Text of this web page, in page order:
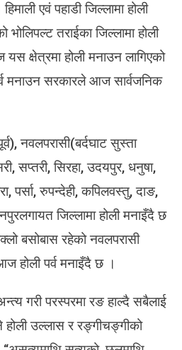
ई
मा
ली
एवं पहाडी जिल्लामा होली
भोलिपल्ट तराईका जिल्लामा होली
क्षेत्रमा होली मनाउन लागिएको
मनाउन सरकारले आज सार्वजनिक
नवलपरासी(बर्दघाट सुस्ता
सप्तरी, सिरहा, उदयपुर, धनुषा,
पर्सा, रुपन्देही, कपिलवस्तु, दाङ,
जिल्लामा होली मनाइँदै छ
बसोबास रहेको नवलपरासी
होली पर्व मनाइँदै छ ।
गरी परस्परमा रङ हाल्दै सबैलाई
उल्लास र रङ्गीचङ्गीको